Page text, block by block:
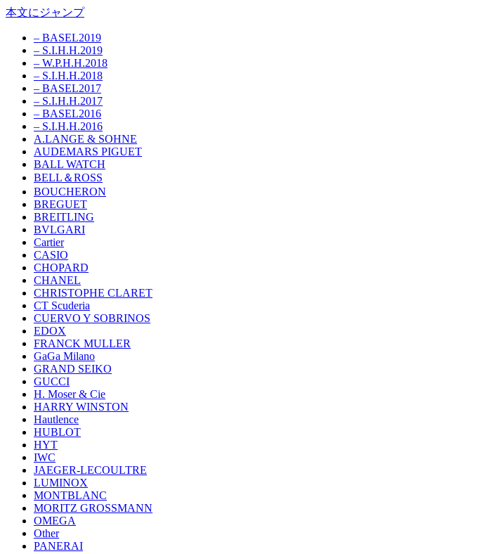
本文にジャンプ
– BASEL2019
– S.I.H.H.2019
– W.P.H.H.2018
– S.I.H.H.2018
– BASEL2017
– S.I.H.H.2017
– BASEL2016
– S.I.H.H.2016
A.LANGE & SOHNE
AUDEMARS PIGUET
BALL WATCH
BELL＆ROSS
BOUCHERON
BREGUET
BREITLING
BVLGARI
Cartier
CASIO
CHOPARD
CHANEL
CHRISTOPHE CLARET
CT Scuderia
CUERVO Y SOBRINOS
EDOX
FRANCK MULLER
GaGa Milano
GRAND SEIKO
GUCCI
H. Moser & Cie
HARRY WINSTON
Hautlence
HUBLOT
HYT
IWC
JAEGER-LECOULTRE
LUMINOX
MONTBLANC
MORITZ GROSSMANN
OMEGA
Other
PANERAI